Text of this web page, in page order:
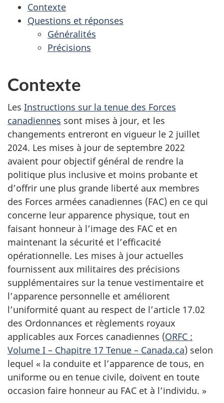
Contexte
Questions et réponses
Généralités
Précisions
Contexte
Les Instructions sur la tenue des Forces
canadiennes sont mises à jour, et les
changements entreront en vigueur le 2 juillet
2024. Les mises à jour de septembre 2022
avaient pour objectif général de rendre la
politique plus inclusive et moins probante et
d’offrir une plus grande liberté aux membres
des Forces armées canadiennes (FAC) en ce qui
concerne leur apparence physique, tout en
faisant honneur à l’image des FAC et en
maintenant la sécurité et l’efficacité
opérationnelle. Les mises à jour actuelles
fournissent aux militaires des précisions
supplémentaires sur la tenue vestimentaire et
l’apparence personnelle et améliorent
l’uniformité quant au respect de l’article 17.02
des Ordonnances et règlements royaux
applicables aux Forces canadiennes (ORFC :
Volume I – Chapitre 17 Tenue – Canada.ca) selon
lequel « la conduite et l’apparence de tous, en
uniforme ou en tenue civile, doivent en toute
occasion faire honneur au FAC et à l’individu. »